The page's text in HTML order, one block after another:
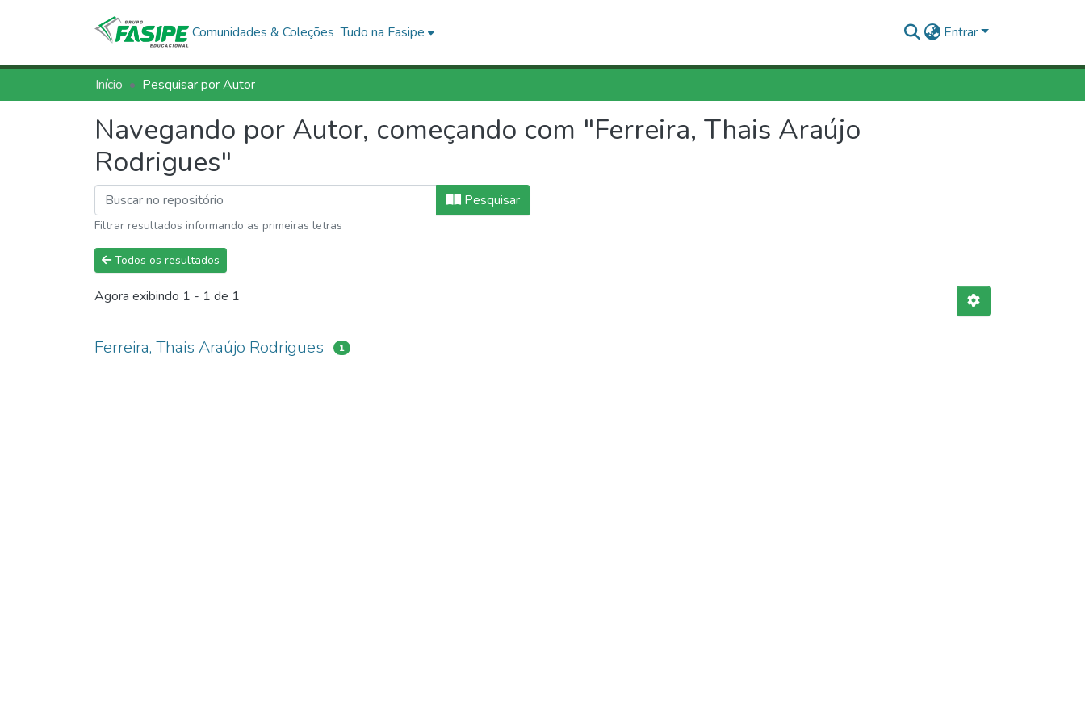
Comunidades & Coleções Tudo na Fasipe Entrar
Início Pesquisar por Autor
Navegando por Autor, começando com "Ferreira, Thais Araújo
Rodrigues"
Pesquisar
Filtrar resultados informando as primeiras letras
Todos os resultados
Agora exibindo 1 - 1 de 1
Ferreira, Thais Araújo Rodrigues 1